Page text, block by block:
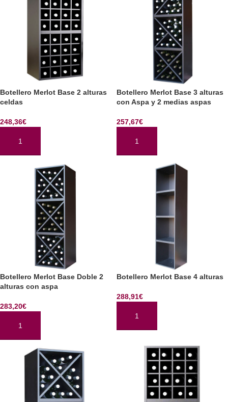
Botellero Merlot Base 2 alturas
celdas
248,36€
AÑADIR AL CARRITO
Botellero Merlot Base 3 alturas
con Aspa y 2 medias aspas
257,67€
AÑADIR AL CARRITO
Botellero Merlot Base Doble 2
alturas con aspa
283,20€
AÑADIR AL CARRITO
Botellero Merlot Base 4 alturas
288,91€
AÑADIR AL CARRITO